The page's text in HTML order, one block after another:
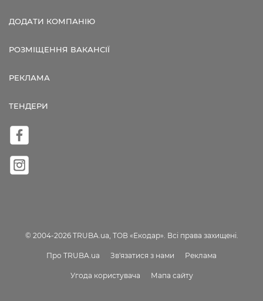
ДОДАТИ КОМПАНІЮ
РОЗМІЩЕННЯ ВАКАНСІЇ
РЕКЛАМА
ТЕНДЕРИ
© 2004-2026 TRUBA.ua, ТОВ «Екодар». Всі права захищені.
Про TRUBA.ua Зв'язатися з нами Реклама
Угода користувача Мапа сайту